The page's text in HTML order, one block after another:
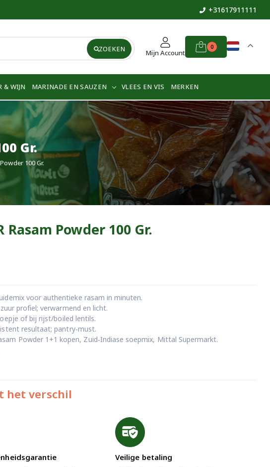
+31617911111
ZOEKEN Mijn Account
0
& WIJN MARINADE EN SAUZEN VLEES EN VIS MERKEN
Gr.
100 Gr.
Rasam Powder 100 Gr.
voor authentieke rasam in minuten.
profiel; verwarmend en licht.
of bij rijst/boiled lentils.
resultaat; pantry‑must.
Powder 1+1 kopen, Zuid‑Indiase soepmix, Mittal Supermarkt.
het verschil
Veilige betaling